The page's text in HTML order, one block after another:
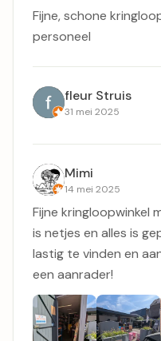
Fijne, schone
personeel
fleur Struis
31 mei 2025
Mimi
14 mei 2025
Fijne kringloopwinkel
is netjes en alles is
lastig te vinden en
een aanrader!